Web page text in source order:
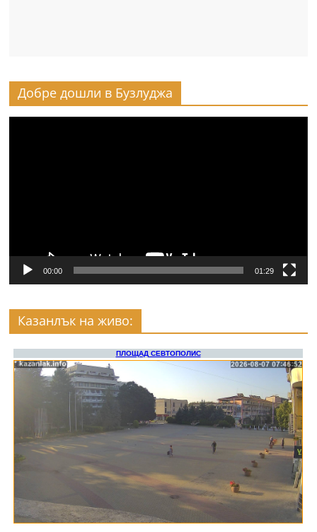
Добре дошли в Бузлуджа
00:00 01:29
Казанлък на живо: